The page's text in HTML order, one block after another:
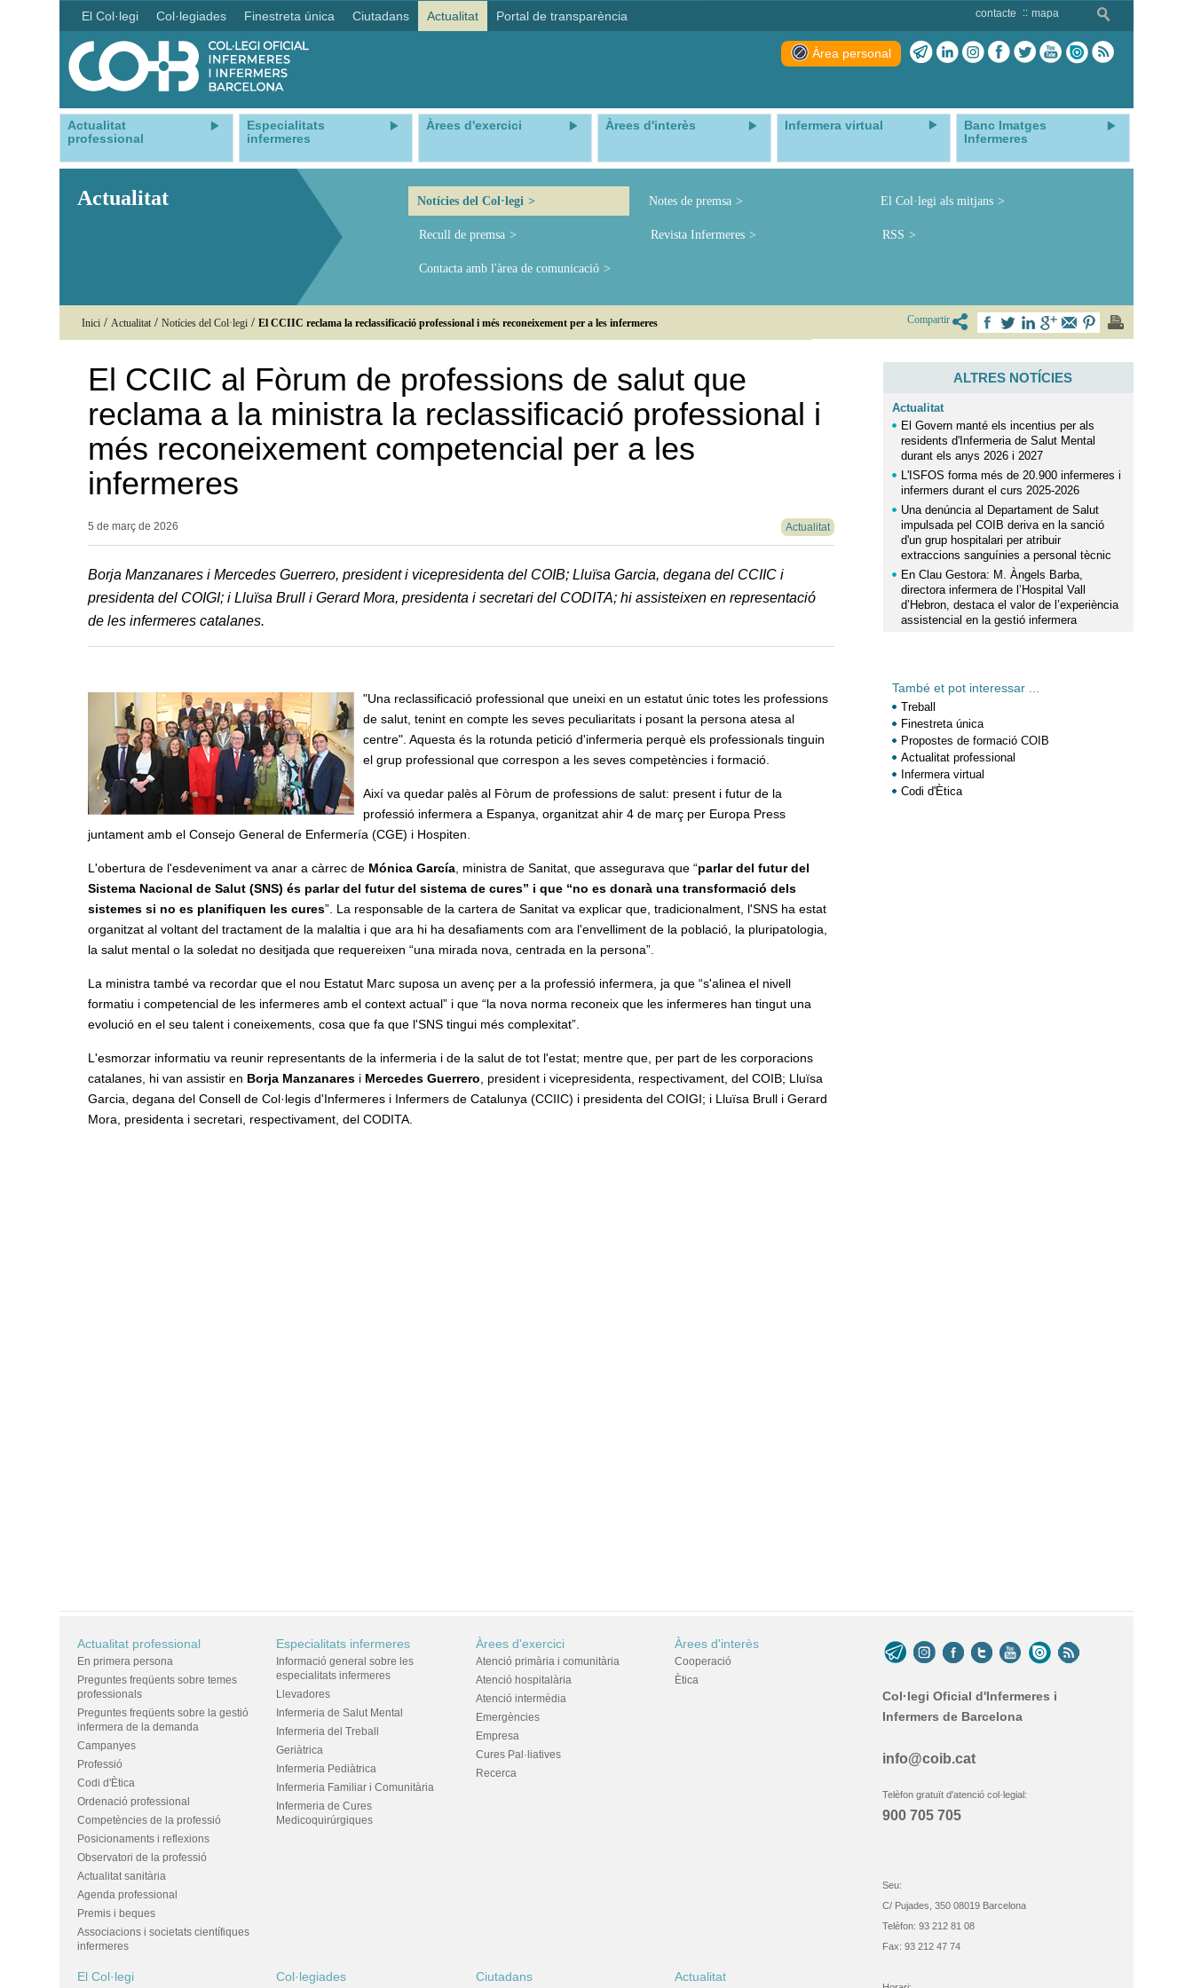
El Col·legi Col·legiades Finestreta única Ciutadans Actualitat Portal de transparència contacte mapa
Àrea personal
Actualitat
professional
Especialitats
infermeres
Àrees d'exercici Àrees d'interès Infermera virtual
Banc Imatges
Infermeres
Actualitat Notícies del Col·legi Notes de premsa El Col·legi als mitjans
Recull de premsa Revista Infermeres RSS
Contacta amb l'àrea de comunicació
Inici / Actualitat / Notícies del Col·legi / El CCIIC reclama la reclassificació professional i més reconeixement per a les infermeres Compartir
El CCIIC al Fòrum de professions de salut que
reclama a la ministra la reclassificació professional i
més reconeixement competencial per a les
infermeres
5 de març de 2026 Actualitat
Borja Manzanares i Mercedes Guerrero, president i vicepresidenta del COIB; Lluïsa Garcia, degana del CCIIC i
presidenta del COIGI; i Lluïsa Brull i Gerard Mora, presidenta i secretari del CODITA; hi assisteixen en representació
de les infermeres catalanes.
"Una reclassificació professional que uneixi en un estatut únic totes les professions
de salut, tenint en compte les seves peculiaritats i posant la persona atesa al
centre". Aquesta és la rotunda petició d'infermeria perquè els professionals tinguin
el grup professional que correspon a les seves competències i formació.
Així va quedar palès al Fòrum de professions de salut: present i futur de la
professió infermera a Espanya, organitzat ahir 4 de març per Europa Press
juntament amb el Consejo General de Enfermería (CGE) i Hospiten.
L'obertura de l'esdeveniment va anar a càrrec de Mónica García , ministra de Sanitat, que assegurava que “parlar del futur del
Sistema Nacional de Salut (SNS) és parlar del futur del sistema de cures” i que “no es donarà una transformació dels
sistemes si no es planifiquen les cures”. La responsable de la cartera de Sanitat va explicar que, tradicionalment, l'SNS ha estat
organitzat al voltant del tractament de la malaltia i que ara hi ha desafiaments com ara l'envelliment de la població, la pluripatologia,
la salut mental o la soledat no desitjada que requereixen “una mirada nova, centrada en la persona”.
La ministra també va recordar que el nou Estatut Marc suposa un avenç per a la professió infermera, ja que “s'alinea el nivell
formatiu i competencial de les infermeres amb el context actual” i que “la nova norma reconeix que les infermeres han tingut una
evolució en el seu talent i coneixements, cosa que fa que l'SNS tingui més complexitat”.
L'esmorzar informatiu va reunir representants de la infermeria i de la salut de tot l'estat; mentre que, per part de les corporacions
catalanes, hi van assistir en Borja Manzanares i Mercedes Guerrero , president i vicepresidenta, respectivament, del COIB; Lluïsa
Garcia, degana del Consell de Col·legis d'Infermeres i Infermers de Catalunya (CCIIC) i presidenta del COIGI; i Lluïsa Brull i Gerard
Mora, presidenta i secretari, respectivament, del CODITA.
ALTRES NOTÍCIES
Actualitat
El Govern manté els incentius per als
residents d'Infermeria de Salut Mental
durant els anys 2026 i 2027
L'ISFOS forma més de 20.900 infermeres i
infermers durant el curs 2025-2026
Una denúncia al Departament de Salut
impulsada pel COIB deriva en la sanció
d'un grup hospitalari per atribuir
extraccions sanguínies a personal tècnic
En Clau Gestora: M. Àngels Barba,
directora infermera de l’Hospital Vall
d’Hebron, destaca el valor de l’experiència
assistencial en la gestió infermera
També et pot interessar ...
Treball
Finestreta única
Propostes de formació COIB
Actualitat professional
Infermera virtual
Codi d'Ètica
Actualitat professional
En primera persona
Preguntes freqüents sobre temes
professionals
Preguntes freqüents sobre la gestió
infermera de la demanda
Campanyes
Professió
Codi d'Ètica
Ordenació professional
Competències de la professió
Posicionaments i reflexions
Observatori de la professió
Actualitat sanitària
Agenda professional
Premis i beques
Associacions i societats científiques
infermeres
Especialitats infermeres
Informació general sobre les
especialitats infermeres
Llevadores
Infermeria de Salut Mental
Infermeria del Treball
Geriàtrica
Infermeria Pediàtrica
Infermeria Familiar i Comunitària
Infermeria de Cures
Medicoquirúrgiques
Àrees d'exercici
Atenció primària i comunitària
Atenció hospitalària
Atenció intermèdia
Emergències
Empresa
Cures Pal·liatives
Recerca
Àrees d'interès
Cooperació
Ètica
El Col·legi Col·legiades Ciutadans Actualitat
Col·legi Oficial d'Infermeres i
Infermers de Barcelona
info@coib.cat
Telèfon gratuït d'atenció col·legial:
900 705 705
Seu:
C/ Pujades, 350 08019 Barcelona
Telèfon: 93 212 81 08
Fax: 93 212 47 74